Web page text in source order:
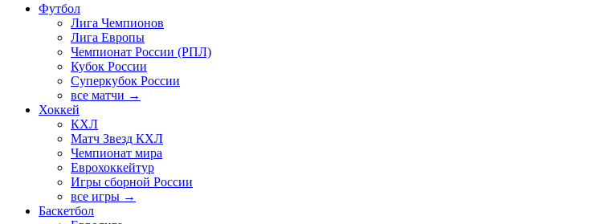
Футбол
Лига Чемпионов
Лига Европы
Чемпионат России (РПЛ)
Кубок России
Суперкубок России
все матчи →
Хоккей
КХЛ
Матч Звезд КХЛ
Чемпионат мира
Еврохоккейтур
Игры сборной России
все игры →
Баскетбол